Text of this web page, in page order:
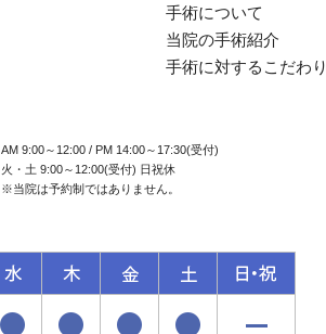
手術について
当院の手術紹介
手術に対するこだわり
AM 9:00～12:00 / PM 14:00～17:30(受付)
火・土 9:00～12:00(受付) 日祝休
※当院は予約制ではありません。